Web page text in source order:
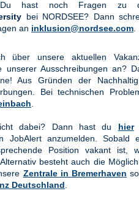
Du hast noch Fragen zu
bei NORDSEE? Dann
an inklusion@nordsee.com
über unsere aktuellen
unserer Ausschreibungen an?
Aus Gründen der
Bei technischen
dabei? Dann hast du hier
JobAlert anzumelden. Sobald
Position vakant ist,
besteht auch die
Zentrale in Bremerhaven
Deutschland